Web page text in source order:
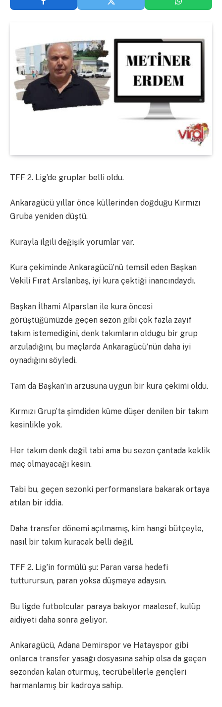
TFF 2. Lig’de gruplar belli oldu.
Ankaragücü yıllar önce küllerinden doğduğu Kırmızı
Gruba yeniden düştü.
Kurayla ilgili değişik yorumlar var.
Kura çekiminde Ankaragücü’nü temsil eden Başkan
Vekili Fırat Arslanbaş, iyi kura çektiği inancındaydı.
Başkan İlhami Alparslan ile kura öncesi
görüştüğümüzde geçen sezon gibi çok fazla zayıf
takım istemediğini, denk takımların olduğu bir grup
arzuladığını, bu maçlarda Ankaragücü’nün daha iyi
oynadığını söyledi.
Tam da Başkan’ın arzusuna uygun bir kura çekimi oldu.
Kırmızı Grup’ta şimdiden küme düşer denilen bir takım
kesinlikle yok.
Her takım denk değil tabi ama bu sezon çantada keklik
maç olmayacağı kesin.
Tabi bu, geçen sezonki performanslara bakarak ortaya
atılan bir iddia.
Daha transfer dönemi açılmamış, kim hangi bütçeyle,
nasıl bir takım kuracak belli değil.
TFF 2. Lig’in formülü şu: Paran varsa hedefi
tutturursun, paran yoksa düşmeye adaysın.
Bu ligde futbolcular paraya bakıyor maalesef, kulüp
aidiyeti daha sonra geliyor.
Ankaragücü, Adana Demirspor ve Hatayspor gibi
onlarca transfer yasağı dosyasına sahip olsa da geçen
sezondan kalan oturmuş, tecrübelilerle gençleri
harmanlamış bir kadroya sahip.